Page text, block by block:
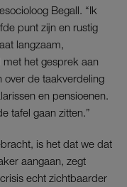
Begall. “Ik
punt zijn en rustig
langzaam,
het gesprek aan
over de taakverdeling
en pensioenen.
tafel gaan zitten.”
is het dat we dat
aangaan, zegt
echt zichtbaarder